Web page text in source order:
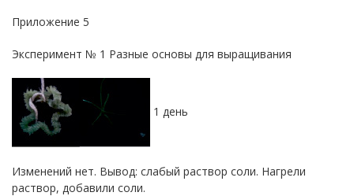
Приложение 5
Эксперимент № 1 Разные основы для выращивания
1 день
Изменений нет. Вывод: слабый раствор соли. Нагрели
раствор, добавили соли.